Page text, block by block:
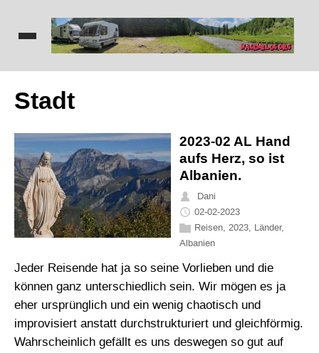
Stadt
2023-02 AL Hand
aufs Herz, so ist
Albanien.
Dani
02-02-2023
Reisen, 2023, Länder,
Albanien
Jeder Reisende hat ja so seine Vorlieben und die
können ganz unterschiedlich sein. Wir mögen es ja
eher ursprünglich und ein wenig chaotisch und
improvisiert anstatt durchstrukturiert und gleichförmig.
Wahrscheinlich gefällt es uns deswegen so gut auf